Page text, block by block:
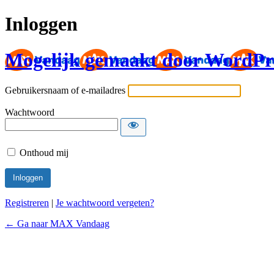
Inloggen
Mogelijk gemaakt door
Gebruikersnaam of e-mailadres
Wachtwoord
Onthoud mij
Registreren | Je wachtwoord vergeten?
← Ga naar MAX Vandaag